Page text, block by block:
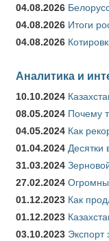
04.08.2026
04.08.2026 Итоги
04.08.2026
Аналитика и
10.10.2024
08.05.2024 Почему
04.05.2024 Как
01.04.2024 Десятки
31.03.2024
27.02.2024
01.12.2023 Как
01.12.2023
03.10.2023 Экспорт